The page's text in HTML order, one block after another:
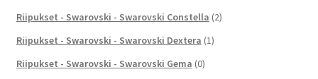
Riipukset - Swarovski - Swarovski Constella (2)
Riipukset - Swarovski - Swarovski Dextera (1)
Riipukset - Swarovski - Swarovski Gema (0)